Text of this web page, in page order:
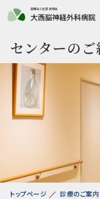
センターのご
トップページ 診療のご案内